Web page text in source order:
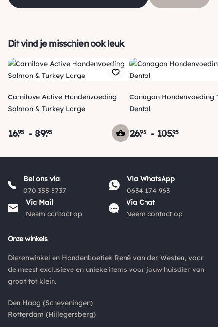
Verzending
Je ontvangt een track & trace code van ons zodat je je
pakketje kan volgen. Voor orders tot € 15.00 zijn de
verzendkosten € 5.95, daarna € 3.95
*en gratis vanaf €
*.
*De verzendkosten naar België en de rest van Europa wijken
onder de €50,00 zijn voor België €6,95 en boven de €50,00
zijn de verzendkosten €3,95. De pakketten naar België
worden aangetekend en verzekerd verstuurd. Voor de
verzendkosten buiten Nederland en België verwijzen wij je
graag door naar "
Orders Europe
Dit vind je misschien ook leuk
Carnilove Active Hondenvoeding
Salmon & Turkey Large
16.95 - 89.95
Canagan Hondenvoeding
Dental
26.95 - 105.95
Bel ons via
070 355 5737
Via WhatsApp
0634 174 963
Via Mail
Neem contact op
Via Chat
Neem contact op
Onze winkels
Dierenwinkel en Hondenboetiek René van der Westen, voor
de meest exclusieve en unieke items voor jouw huisdier van
groot tot klein.
Den Haag (Scheveningen)
Rotterdam (Hillegersberg)